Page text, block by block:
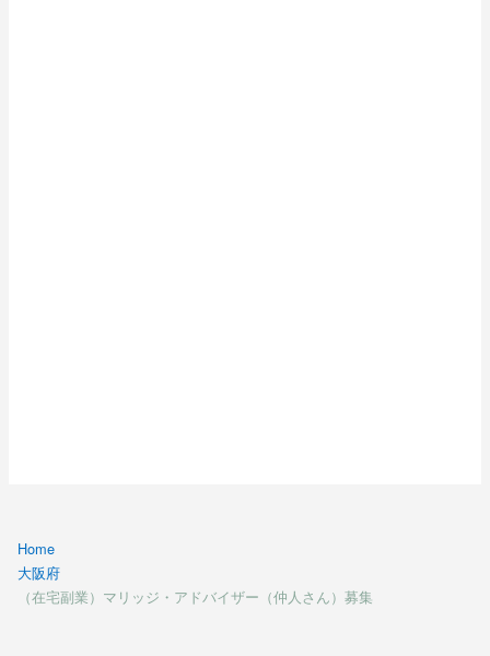
Home
大阪府
（在宅副業）マリッジ・アドバイザー（仲人さん）募集